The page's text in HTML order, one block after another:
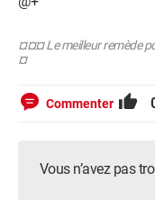
¤¤¤ Le meilleur remède
¤
Commenter
Vous n’avez pas